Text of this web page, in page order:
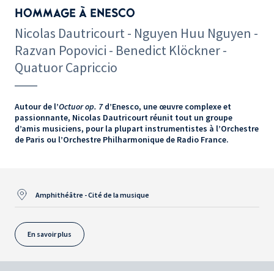
HOMMAGE À ENESCO
Nicolas Dautricourt - Nguyen Huu Nguyen -
Razvan Popovici - Benedict Klöckner -
Quatuor Capriccio
Autour de l’Octuor op. 7d’Enesco, une œuvre complexe et
passionnante, Nicolas Dautricourt réunit tout un groupe
d’amis musiciens, pour la plupart instrumentistes à l’Orchestre
de Paris ou l’Orchestre Philharmonique de Radio France.
Amphithéâtre - Cité de la musique
En savoir plus